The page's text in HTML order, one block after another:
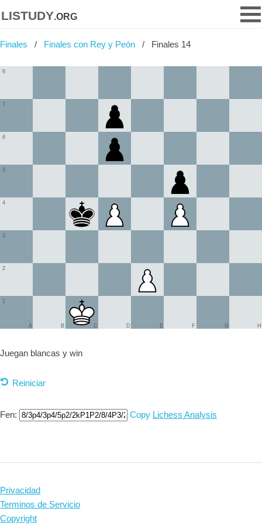
listudy.org
Finales Finales con Rey y Peón Finales 14
1
2
3
4
5
6
7
8
A B C D E F G H
Juegan blancas y win
Reiniciar
Fen: Copy Lichess Analysis
Privacidad
Terminos de Servicio
Copyright